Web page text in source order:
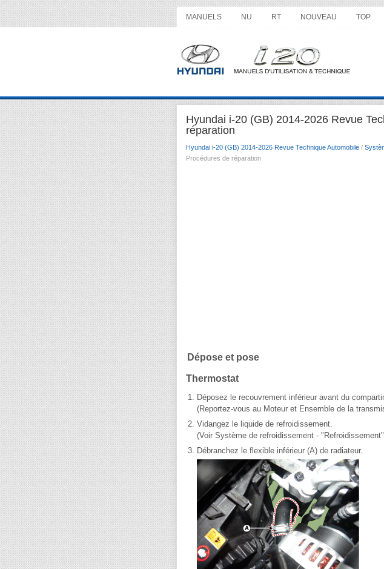
MANUELS NU RT NOUVEAU TOP
Hyundai i-20 (GB) 2014-2026 Revue
réparation
Hyundai i-20 (GB) 2014-2026 Revue Technique Automobile /
Procédures de réparation
Dépose et pose
Thermostat
1. Déposez le recouvrement inférieur avant du
(Reportez-vous au Moteur et Ensemble de la
2. Vidangez le liquide de refroidissement.
(Voir Système de refroidissement -
3. Débranchez le flexible inférieur (A) de radiateur.